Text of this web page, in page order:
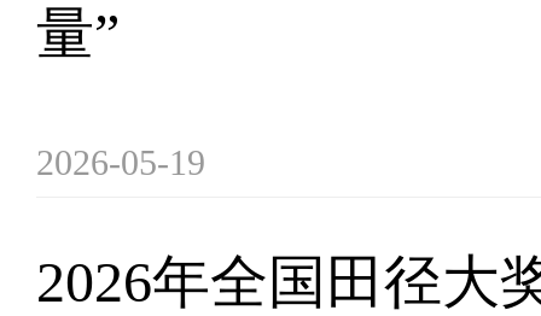
量”
2026-05-19
2026年全国田径大